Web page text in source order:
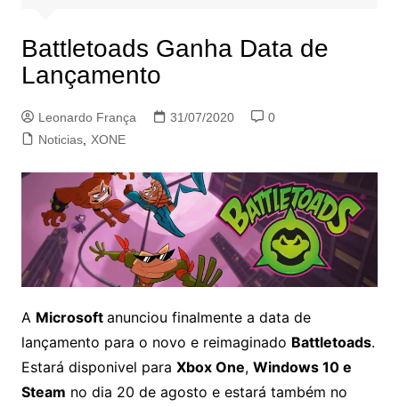
Battletoads Ganha Data de
Lançamento
Leonardo França 31/07/2020
0
Noticias, XONE
A Microsoft anunciou finalmente a data de
lançamento para o novo e reimaginado Battletoads.
Estará disponivel para Xbox One, Windows 10 e
Steam no dia 20 de agosto e estará também no